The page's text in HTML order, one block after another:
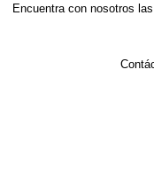
Encuentra con nosotros